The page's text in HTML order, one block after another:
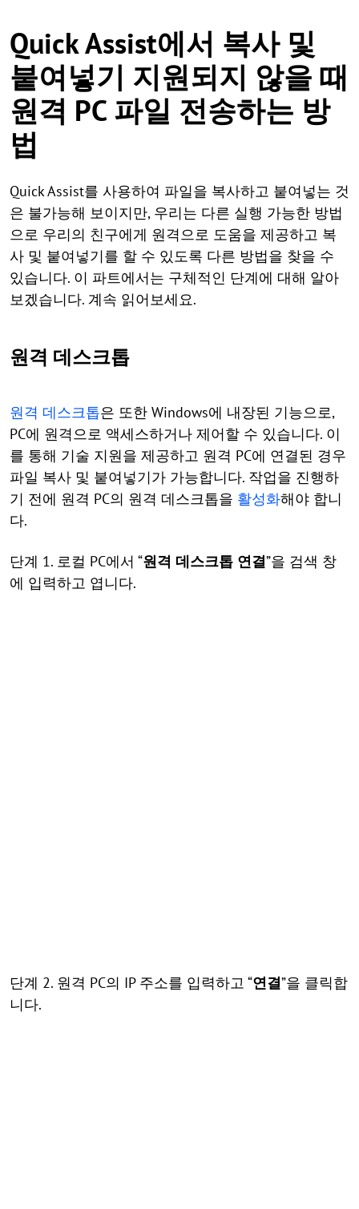
Quick Assist에서 복사 및
붙여넣기 지원되지 않을 때
원격 PC 파일 전송하는 방
법
Quick Assist를 사용하여 파일을 복사하고 붙여넣는 것
은 불가능해 보이지만, 우리는 다른 실행 가능한 방법
으로 우리의 친구에게 원격으로 도움을 제공하고 복
사 및 붙여넣기를 할 수 있도록 다른 방법을 찾을 수
있습니다. 이 파트에서는 구체적인 단계에 대해 알아
보겠습니다. 계속 읽어보세요.
원격 데스크톱
원격 데스크톱은 또한 Windows에 내장된 기능으로,
PC에 원격으로 액세스하거나 제어할 수 있습니다. 이
를 통해 기술 지원을 제공하고 원격 PC에 연결된 경우
파일 복사 및 붙여넣기가 가능합니다. 작업을 진행하
기 전에 원격 PC의 원격 데스크톱을 활성화해야 합니
다.
단계 1. 로컬 PC에서 “원격 데스크톱 연결”을 검색 창
에 입력하고 엽니다.
단계 2. 원격 PC의 IP 주소를 입력하고 “연결”을 클릭합
니다.